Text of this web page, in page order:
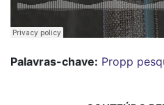
Palavras-chave: Propp